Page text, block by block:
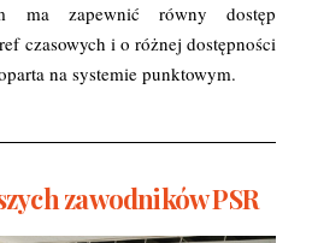
ma zapewnić równy dostęp
czasowych i o różnej dostępności
na systemie punktowym.
zawodników PSR